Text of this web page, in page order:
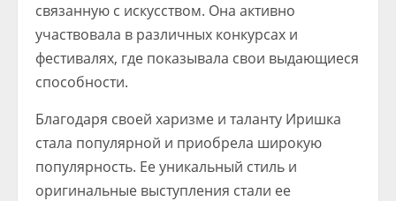
связанную с искусством. Она активно
участвовала в различных конкурсах и
фестивалях, где показывала свои выдающиеся
способности.
Благодаря своей харизме и таланту Иришка
стала популярной и приобрела широкую
популярность. Ее уникальный стиль и
оригинальные выступления стали ее